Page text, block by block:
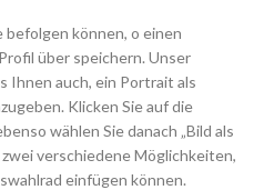
befolgen können, o einen
über speichern. Unser
Ihnen auch, ein Portrait als
Klicken Sie auf die
wählen Sie danach „Bild als
verschiedene Möglichkeiten,
einfügen können.